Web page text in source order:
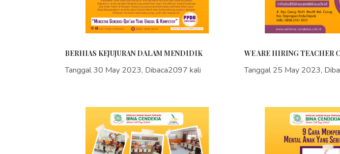
BERHIAS KEJUJURAN DALAM MENDIDIK
Tanggal 30 May 2023, Dibaca2097 kali
WE ARE HIRING TEACHER
Tanggal 25 May 2023,